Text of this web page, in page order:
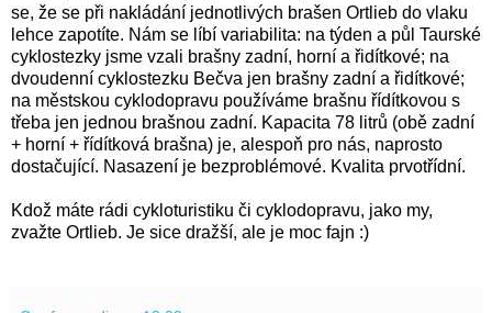
se, že se při nakládání jednotlivých brašen Ortlieb do vlaku
lehce zapotíte. Nám se líbí variabilita: na týden a půl Taurské
cyklostezky jsme vzali brašny zadní, horní a řidítkové; na
dvoudenní cyklostezku Bečva jen brašny zadní a řidítkové;
na městskou cyklodopravu používáme brašnu řídítkovou s
třeba jen jednou brašnou zadní. Kapacita 78 litrů (obě zadní
+ horní + řídítková brašna) je, alespoň pro nás, naprosto
dostačující. Nasazení je bezproblémové. Kvalita prvotřídní.
Kdož máte rádi cykloturistiku či cyklodopravu, jako my,
zvažte Ortlieb. Je sice dražší, ale je moc fajn :)